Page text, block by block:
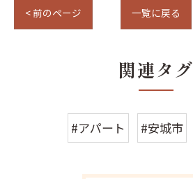
< 前のページ 一覧に戻る
関連タグ
#アパート #安城市